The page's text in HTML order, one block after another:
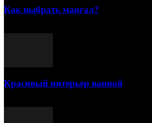
Как выбрать мангал?
Красивый интерьер ванной